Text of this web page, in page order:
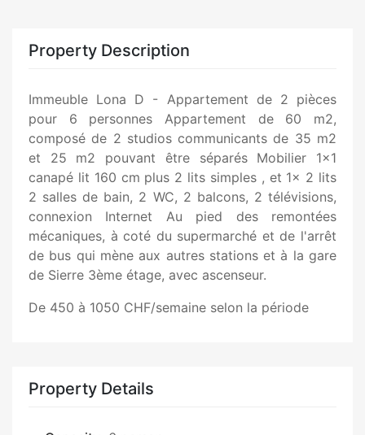
Property Description
Immeuble Lona D - Appartement de 2 pièces
pour 6 personnes Appartement de 60 m2,
composé de 2 studios communicants de 35 m2
et 25 m2 pouvant être séparés Mobilier 1x1
canapé lit 160 cm plus 2 lits simples , et 1x 2 lits
2 salles de bain, 2 WC, 2 balcons, 2 télévisions,
connexion Internet Au pied des remontées
mécaniques, à coté du supermarché et de l'arrêt
de bus qui mène aux autres stations et à la gare
de Sierre 3ème étage, avec ascenseur.
De 450 à 1050 CHF/semaine selon la période
Property Details